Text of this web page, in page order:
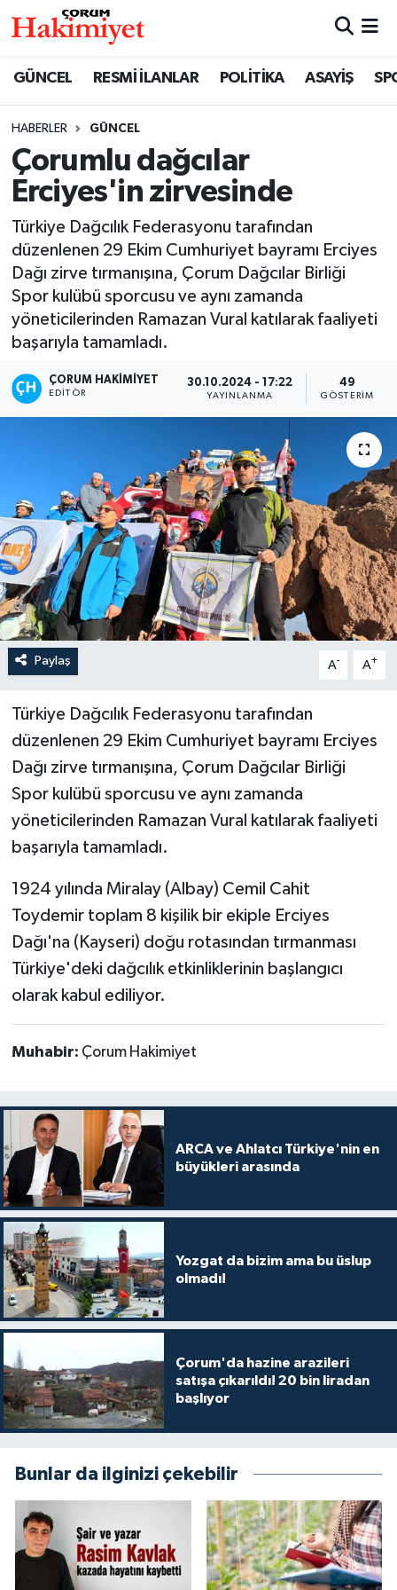
GÜNCEL RESMİ İLANLAR POLİTİKA ASAYİŞ
HABERLER GÜNCEL
Çorumlu dağcılar
Erciyes'in zirvesinde
Türkiye Dağcılık Federasyonu tarafından
düzenlenen 29 Ekim Cumhuriyet bayramı Erciyes
Dağı zirve tırmanışına, Çorum Dağcılar Birliği
Spor kulübü sporcusu ve aynı zamanda
yöneticilerinden Ramazan Vural katılarak faaliyeti
başarıyla tamamladı.
ÇORUM HAKIMIYET
EDITÖR
30.10.2024 - 17:22
YAYINLANMA
49
GÖSTERIM
Paylaş A- A+
Türkiye Dağcılık Federasyonu tarafından
düzenlenen 29 Ekim Cumhuriyet bayramı Erciyes
Dağı zirve tırmanışına, Çorum Dağcılar Birliği
Spor kulübü sporcusu ve aynı zamanda
yöneticilerinden Ramazan Vural katılarak faaliyeti
başarıyla tamamladı.
1924 yılında Miralay (Albay) Cemil Cahit
Toydemir toplam 8 kişilik bir ekiple Erciyes
Dağı'na (Kayseri) doğu rotasından tırmanması
Türkiye'deki dağcılık etkinliklerinin başlangıcı
olarak kabul ediliyor.
Muhabir: Çorum Hakimiyet
ARCA ve Ahlatcı Türkiye'nin en
büyükleri arasında
Yozgat da bizim ama bu üslup
olmadı!
Çorum'da hazine arazileri
satışa çıkarıldı! 20 bin liradan
başlıyor
Bunlar da ilginizi çekebilir
SAĞLIK
ASAYİŞ
EKONOMİ
GÜNCEL
AKTÜEL
EĞİTİM
OTOPARK
TEKNOLOJİ
Nöbetçi Eczaneler
Çorum Namaz Vakitleri
Trafik Durumu
Süper Lig Puan Durumu ve Fikstür
Tüm Manşetler
Son Dakika Haberleri
Haber Arşivi